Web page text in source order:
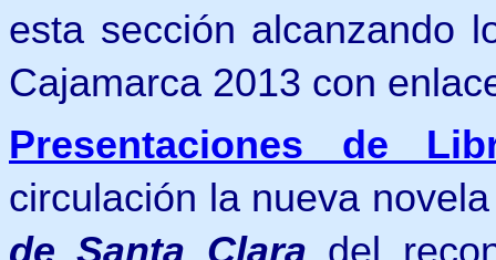
esta sección alcanzando
Cajamarca 2013 con
Presentaciones de
circulación la nueva
de Santa Clara del